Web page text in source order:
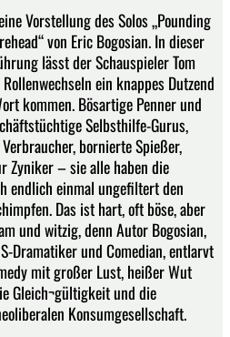
Vorstellung des Solos „Pounding
von Eric Bogosian. In dieser
lässt der Schauspieler Tom
ein knappes Dutzend
kommen. Bösartige Penner und
Selbsthilfe-Gurus,
bornierte Spießer,
Zyniker – sie alle haben die
endlich einmal ungefiltert den
Das ist hart, oft böse, aber
und witzig, denn Autor Bogosian,
Dramatiker und Comedian, entlarvt
mit großer Lust, heißer Wut
Gleich¬gültigkeit und die
Konsumgesellschaft.